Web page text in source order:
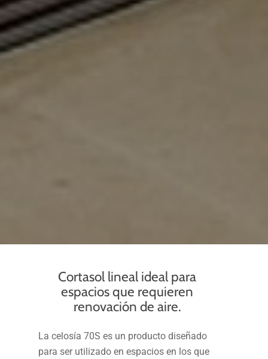
Cortasol lineal ideal para
espacios que requieren
renovación de aire.
La celosía 70S es un producto diseñado
para ser utilizado en espacios en los que